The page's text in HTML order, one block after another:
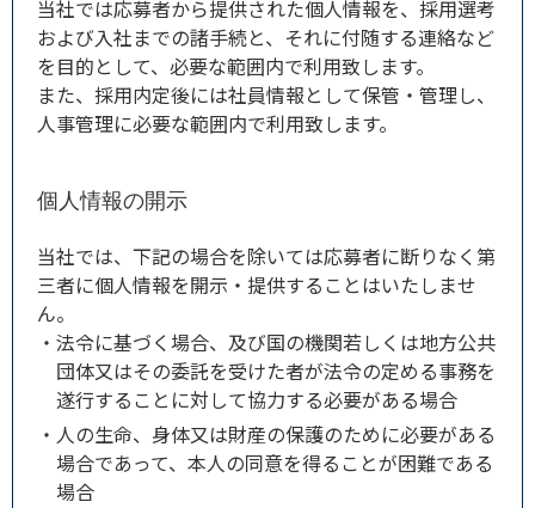
当社では応募者から提供された個人情報を、採用選考
および入社までの諸手続と、それに付随する連絡など
を目的として、必要な範囲内で利用致します。
また、採用内定後には社員情報として保管・管理し、
人事管理に必要な範囲内で利用致します。
個人情報の開示
当社では、下記の場合を除いては応募者に断りなく第
三者に個人情報を開示・提供することはいたしませ
ん。
法令に基づく場合、及び国の機関若しくは地方公共
団体又はその委託を受けた者が法令の定める事務を
遂行することに対して協力する必要がある場合
人の生命、身体又は財産の保護のために必要がある
場合であって、本人の同意を得ることが困難である
場合